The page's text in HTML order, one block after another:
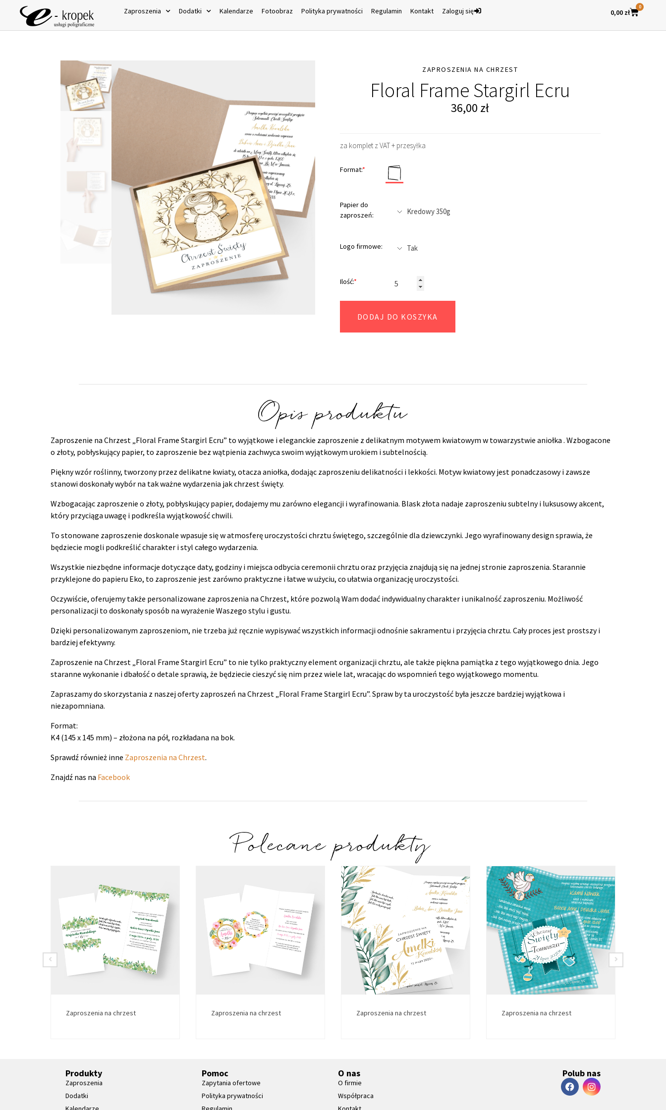
Zaproszenia Dodatki Kalendarze Fotoobraz Polityka prywatności Regulamin Kontakt Zaloguj się 0,00 zł
0
ZAPROSZENIA NA CHRZEST
Floral Frame Stargirl Ecru
36,00 zł
za komplet z VAT + przesyłka
Format:*
Papier do
zaproszeń:
Logo firmowe:
Ilość:*
DODAJ DO KOSZYKA
Opis produktu
Zaproszenie na Chrzest „Floral Frame Stargirl Ecru” to wyjątkowe i eleganckie zaproszenie z delikatnym motywem kwiatowym w towarzystwie aniołka . Wzbogacone
o złoty, pobłyskujący papier, to zaproszenie bez wątpienia zachwyca swoim wyjątkowym urokiem i subtelnością.
Piękny wzór roślinny, tworzony przez delikatne kwiaty, otacza aniołka, dodając zaproszeniu delikatności i lekkości. Motyw kwiatowy jest ponadczasowy i zawsze
stanowi doskonały wybór na tak ważne wydarzenia jak chrzest święty.
Wzbogacając zaproszenie o złoty, pobłyskujący papier, dodajemy mu zarówno elegancji i wyrafinowania. Blask złota nadaje zaproszeniu subtelny i luksusowy akcent,
który przyciąga uwagę i podkreśla wyjątkowość chwili.
To stonowane zaproszenie doskonale wpasuje się w atmosferę uroczystości chrztu świętego, szczególnie dla dziewczynki. Jego wyrafinowany design sprawia, że
będziecie mogli podkreślić charakter i styl całego wydarzenia.
Wszystkie niezbędne informacje dotyczące daty, godziny i miejsca odbycia ceremonii chrztu oraz przyjęcia znajdują się na jednej stronie zaproszenia. Starannie
przyklejone do papieru Eko, to zaproszenie jest zarówno praktyczne i łatwe w użyciu, co ułatwia organizację uroczystości.
Oczywiście, oferujemy także personalizowane zaproszenia na Chrzest, które pozwolą Wam dodać indywidualny charakter i unikalność zaproszeniu. Możliwość
personalizacji to doskonały sposób na wyrażenie Waszego stylu i gustu.
Dzięki personalizowanym zaproszeniom, nie trzeba już ręcznie wypisywać wszystkich informacji odnośnie sakramentu i przyjęcia chrztu. Cały proces jest prostszy i
bardziej efektywny.
Zaproszenie na Chrzest „Floral Frame Stargirl Ecru” to nie tylko praktyczny element organizacji chrztu, ale także piękna pamiątka z tego wyjątkowego dnia. Jego
staranne wykonanie i dbałość o detale sprawią, że będziecie cieszyć się nim przez wiele lat, wracając do wspomnień tego wyjątkowego momentu.
Zapraszamy do skorzystania z naszej oferty zaproszeń na Chrzest „Floral Frame Stargirl Ecru”. Spraw by ta uroczystość była jeszcze bardziej wyjątkowa i
niezapomniana.
Format:
K4 (145 x 145 mm) – złożona na pół, rozkładana na bok.
Sprawdź również inne Zaproszenia na Chrzest.
Znajdź nas na Facebook
Polecane produkty
Zaproszenia na chrzest Zaproszenia na chrzest Zaproszenia na chrzest Zaproszenia na chrzest
Produkty
Zaproszenia
Dodatki
Pomoc
Zapytania ofertowe
Polityka prywatności
O nas
O firmie
Współpraca
Polub nas